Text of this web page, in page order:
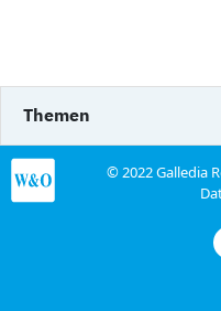
Themen
© 2022 Galledia